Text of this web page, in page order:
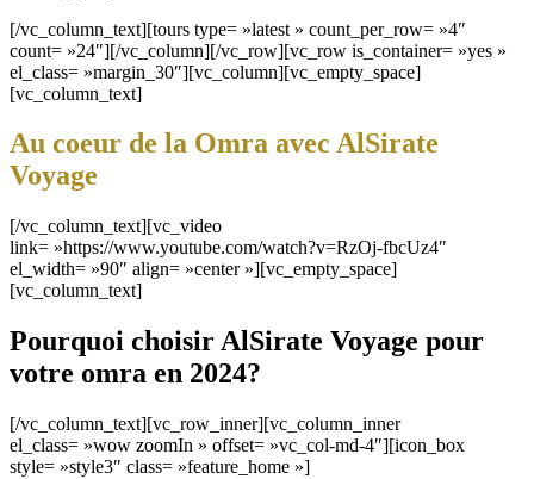
[/vc_column_text][tours type= »latest » count_per_row= »4″
count= »24″][/vc_column][/vc_row][vc_row is_container= »yes »
el_class= »margin_30″][vc_column][vc_empty_space]
[vc_column_text]
Au coeur de la Omra avec AlSirate
Voyage
[/vc_column_text][vc_video
link= »https://www.youtube.com/watch?v=RzOj-fbcUz4″
el_width= »90″ align= »center »][vc_empty_space]
[vc_column_text]
Pourquoi choisir AlSirate Voyage pour
votre omra en 2024?
[/vc_column_text][vc_row_inner][vc_column_inner
el_class= »wow zoomIn » offset= »vc_col-md-4″][icon_box
style= »style3″ class= »feature_home »]